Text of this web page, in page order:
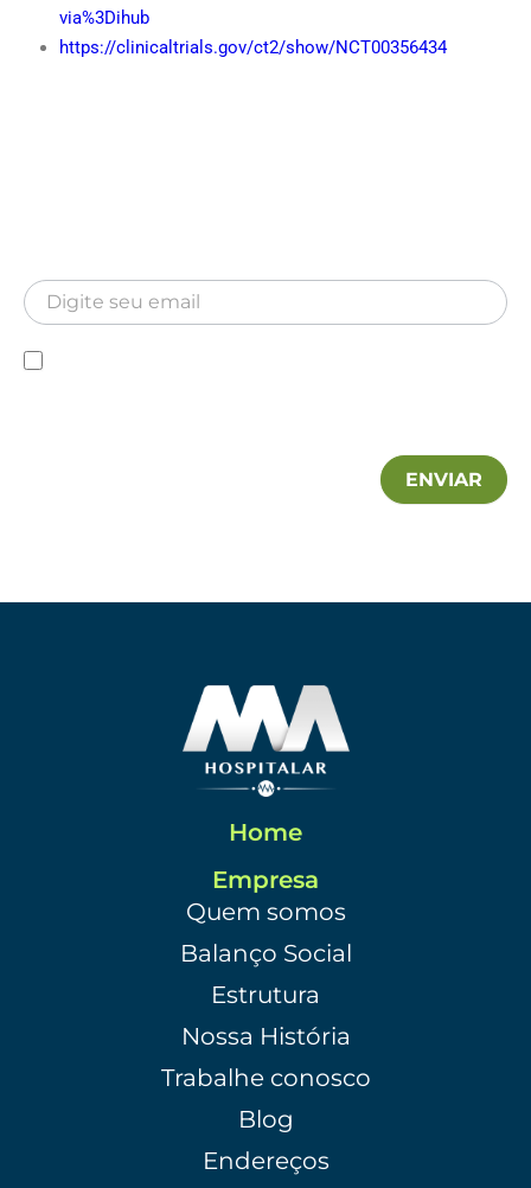
via%3Dihub
https://clinicaltrials.gov/ct2/show/NCT00356434
Newsletter
ENVIAR
Home
Empresa
Quem somos
Balanço Social
Estrutura
Nossa História
Trabalhe conosco
Blog
Endereços